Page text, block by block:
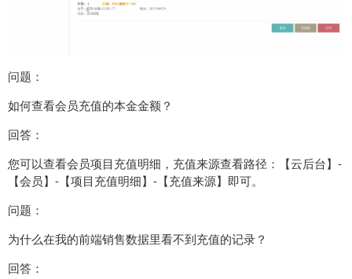
问题：
如何查看会员充值的本金金额？
回答：
您可以查看会员项目充值明细，充值来源查看路径：【云后台】-
【会员】-【项目充值明细】-【充值来源】即可。
问题：
为什么在我的前端销售数据里看不到充值的记录？
回答：